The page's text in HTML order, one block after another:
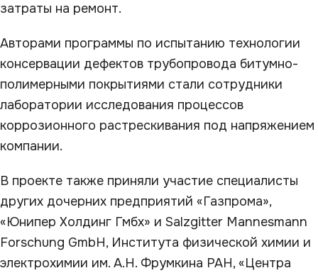
затраты на ремонт.
Авторами программы по испытанию технологии
консервации дефектов трубопровода битумно-
полимерными покрытиями стали сотрудники
лаборатории исследования процессов
коррозионного растрескивания под напряжением
компании.
В проекте также приняли участие специалисты
других дочерних предприятий «Газпрома»,
«Юнипер Холдинг Гмбх» и Salzgitter Mannesmann
Forschung GmbH, Института физической химии и
электрохимии им. А.Н. Фрумкина РАН, «Центра